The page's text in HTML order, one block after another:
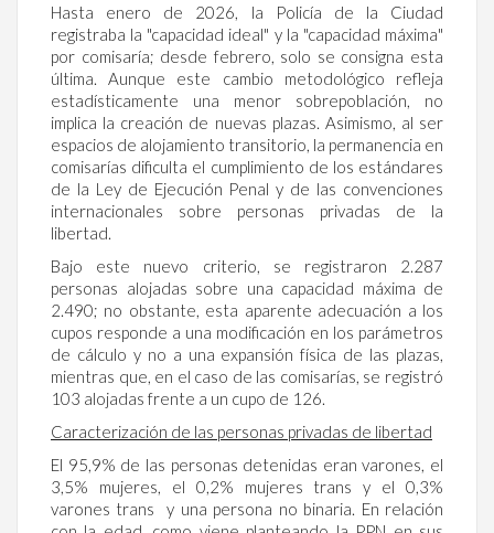
Hasta enero de 2026, la Policía de la Ciudad
registraba la "capacidad ideal" y la "capacidad máxima"
por comisaría; desde febrero, solo se consigna esta
última. Aunque este cambio metodológico refleja
estadísticamente una menor sobrepoblación, no
implica la creación de nuevas plazas. Asimismo, al ser
espacios de alojamiento transitorio, la permanencia en
comisarías dificulta el cumplimiento de los estándares
de la Ley de Ejecución Penal y de las convenciones
internacionales sobre personas privadas de la
libertad.
Bajo este nuevo criterio, se registraron 2.287
personas alojadas sobre una capacidad máxima de
2.490; no obstante, esta aparente adecuación a los
cupos responde a una modificación en los parámetros
de cálculo y no a una expansión física de las plazas,
mientras que, en el caso de las comisarías, se registró
103 alojadas frente a un cupo de 126.
Caracterización de las personas privadas de libertad
El 95,9% de las personas detenidas eran varones, el
3,5% mujeres, el 0,2% mujeres trans y el 0,3%
varones trans y una persona no binaria. En relación